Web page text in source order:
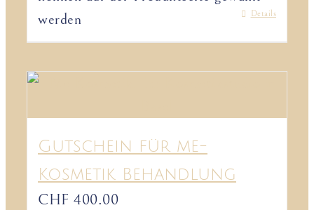
werden
Details
Gutschein für me-
Kosmetik Behandlung
CHF 400.00